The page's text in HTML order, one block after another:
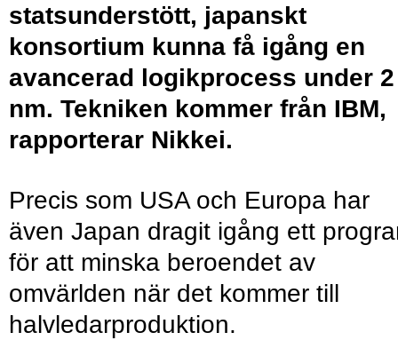
statsunderstött, japanskt
konsortium kunna få igång en
avancerad logikprocess under 2
nm. Tekniken kommer från IBM,
rapporterar Nikkei.
Precis som USA och Europa har
även Japan dragit igång ett
för att minska beroendet av
omvärlden när det kommer till
halvledarproduktion.